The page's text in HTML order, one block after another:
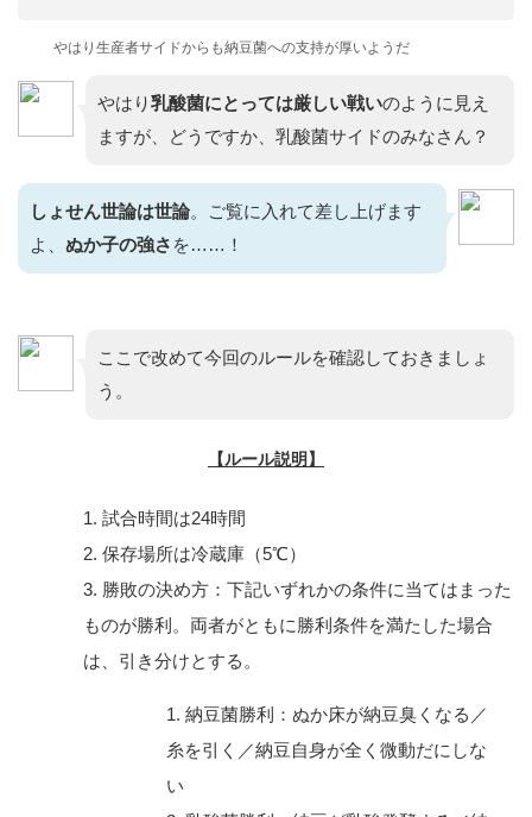
やはり生産者サイドからも納豆菌への支持が厚いようだ
やはり乳酸菌にとっては厳しい戦いのように見え
ますが、どうですか、乳酸菌サイドのみなさん？
しょせん世論は世論。ご覧に入れて差し上げます
よ、 ぬか子の強さ を……！
ここで改めて今回のルールを確認しておきましょ
う。
【ルール説明】
試合時間は24時間
保存場所は冷蔵庫（5℃）
勝敗の決め方：下記いずれかの条件に当てはまった
ものが勝利。両者がともに勝利条件を満たした場合
は、引き分けとする。
納豆菌勝利：ぬか床が納豆臭くなる／
糸を引く／納豆自身が全く微動だにしな
い